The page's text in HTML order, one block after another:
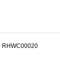
RHWC00020